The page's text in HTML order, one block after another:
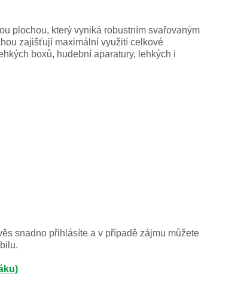
plochou, který vyniká robustním svařovaným
zajišťují maximální využití celkové
boxů, hudební aparatury, lehkých i
snadno přihlásíte a v případě zájmu můžete